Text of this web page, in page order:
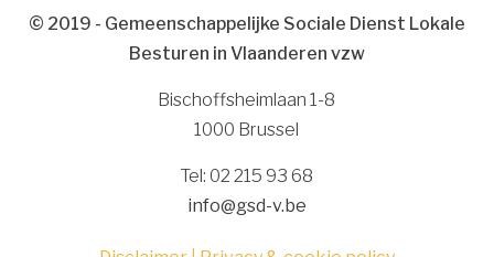
© 2019 - Gemeenschappelijke Sociale Dienst Lokale
Besturen in Vlaanderen vzw
Bischoffsheimlaan 1-8
1000 Brussel
Tel: 02 215 93 68
info@gsd-v.be